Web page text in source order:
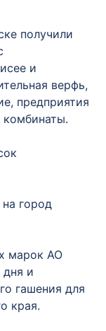
получили
и
верфь,
предприятия
город
марок АО
дня и
гашения для
края.